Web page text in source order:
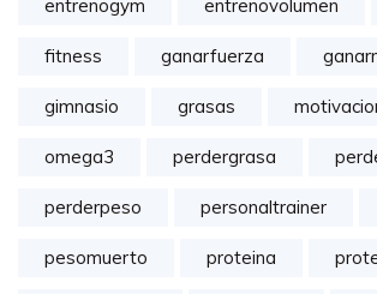
entrenogym entrenovolumen
fitness ganarfuerza
gimnasio grasas
omega3 perdergrasa
perderpeso personaltrainer
pesomuerto proteina